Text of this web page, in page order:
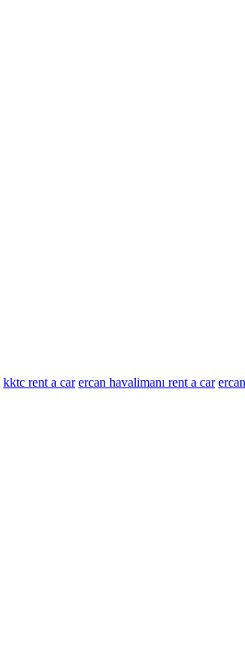
kktc rent a car ercan havalimanı rent a car